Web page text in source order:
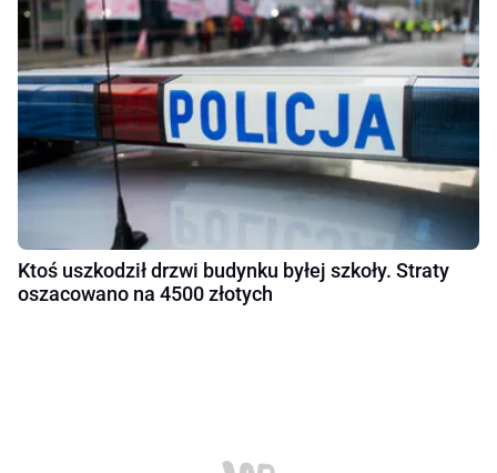
Ktoś uszkodził drzwi budynku byłej szkoły. Straty
oszacowano na 4500 złotych